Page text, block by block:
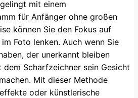
mit einem
für Anfänger ohne großen
können Sie den Fokus auf
Foto lenken. Auch wenn Sie
der unerkannt bleiben
dem Scharfzeichner sein Gesicht
Mit dieser Methode
oder künstlerische